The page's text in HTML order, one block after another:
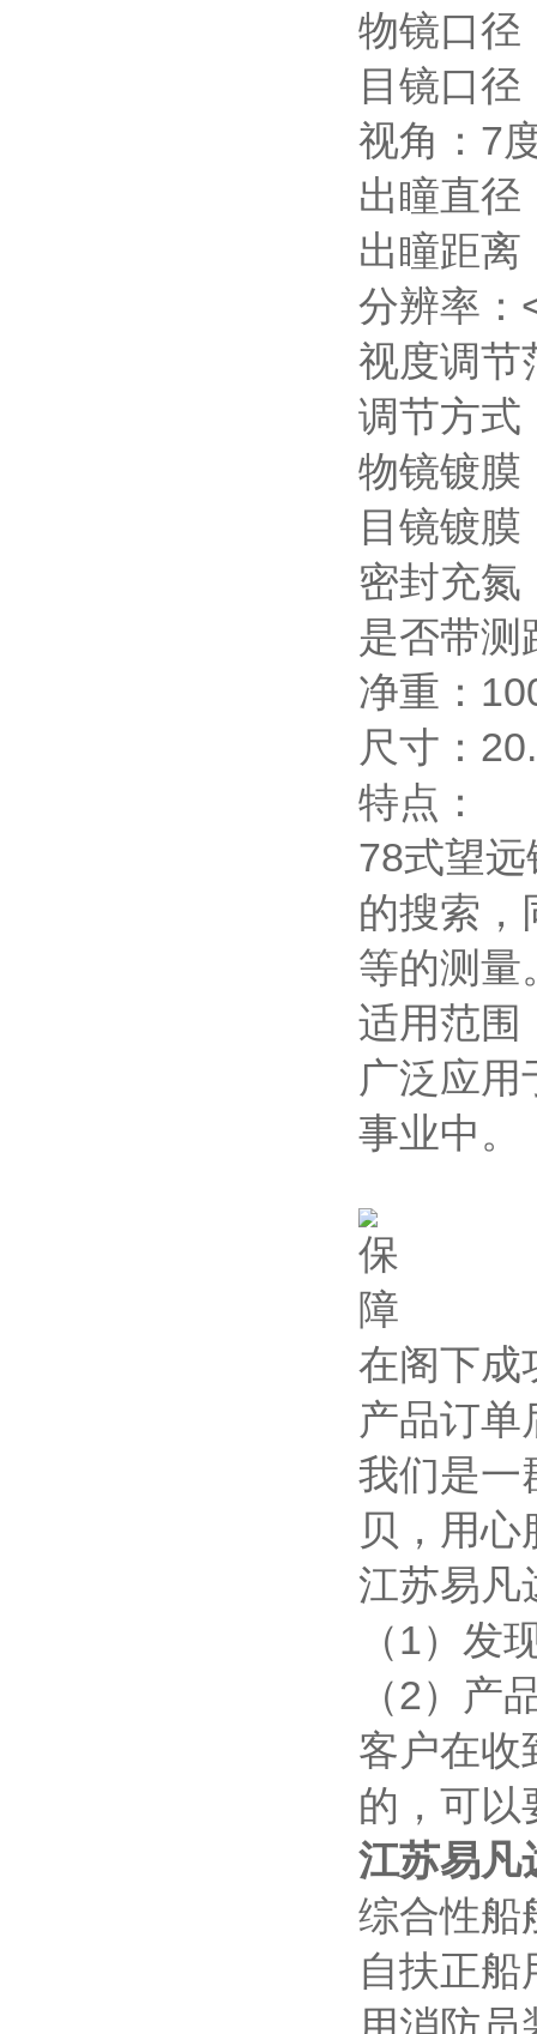
物镜口径
目镜口径
视角：7
出瞳直径
出瞳距离
分辨率：
视度调节
调节方式
物镜镀膜
目镜镀
密封充氮
是否带测
净重：
尺寸：
特点：
78式望
的搜索，
等的测量
适用范围
广泛应
事业中。
在阁下成
产品订单
我们是一
贝，用
江苏易凡
（1）发
（2）产
客户在收
的，可以
江苏易凡
综合性船
自扶正